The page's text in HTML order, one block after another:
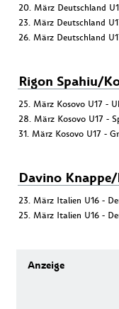
20. März Deutschland
23. März Deutschland
26. März Deutschland
Rigon Spahiu/
25. März Kosovo U17 -
28. März Kosovo U17 -
31. März Kosovo U17 -
Davino
23. März Italien U16 -
25. März Italien U16 -